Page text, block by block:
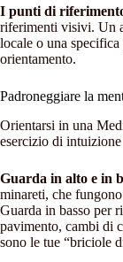
I punti di
riferimenti visivi. Un
locale o una
orientamento.
Padroneggiare la
Orientarsi in una
esercizio di
Guarda in alto e in
minareti, che
Guarda in basso per
pavimento, cambi di
sono le tue “briciole